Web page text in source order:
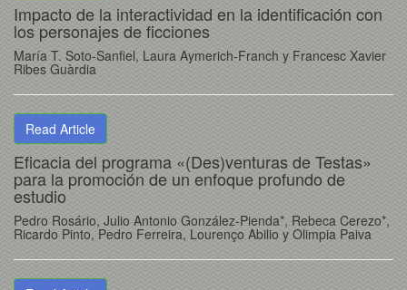
Impacto de la interactividad en la identificación con
los personajes de ficciones
María T. Soto-Sanfiel, Laura Aymerich-Franch y Francesc Xavier
Ribes Guàrdia
Read Article
Eficacia del programa «(Des)venturas de Testas»
para la promoción de un enfoque profundo de
estudio
Pedro Rosário, Julio Antonio González-Pienda*, Rebeca Cerezo*,
Ricardo Pinto, Pedro Ferreira, Lourenço Abilio y Olimpia Paiva